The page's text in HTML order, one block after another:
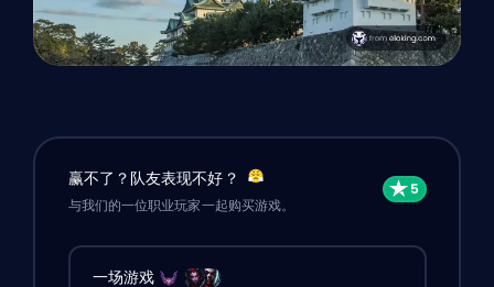
赢不了？队友表现不好？
与我们的一位职业玩家一起购买游戏。
一场游戏